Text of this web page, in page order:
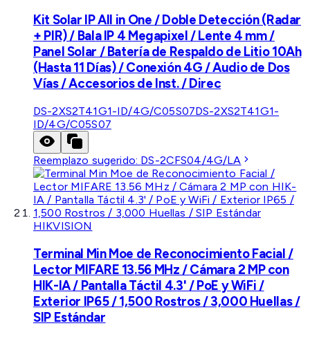
Kit Solar IP All in One / Doble Detección (Radar
+ PIR) / Bala IP 4 Megapixel / Lente 4 mm /
Panel Solar / Batería de Respaldo de Litio 10Ah
(Hasta 11 Días) / Conexión 4G / Audio de Dos
Vías / Accesorios de Inst. / Direc
DS-2XS2T41G1-ID/4G/C05S07DS-2XS2T41G1-
ID/4G/C05S07
Reemplazo sugerido: DS-2CFS04/4G/LA
HIKVISION
Terminal Min Moe de Reconocimiento Facial /
Lector MIFARE 13.56 MHz / Cámara 2 MP con
HIK-IA / Pantalla Táctil 4.3' / PoE y WiFi /
Exterior IP65 / 1,500 Rostros / 3,000 Huellas /
SIP Estándar